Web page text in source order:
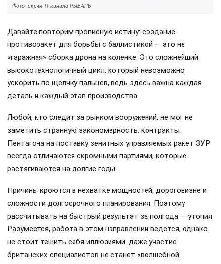
Фото: скрин ТГ-канала РЫБАРЬ
Давайте повторим прописную истину: создание
противоракет для борьбы с баллистикой — это не
«гаражная» сборка дрона на коленке. Это сложнейший
высокотехнологичный цикл, который невозможно
ускорить по щелчку пальцев, ведь здесь важна каждая
деталь и каждый этап производства.
Любой, кто следит за рынком вооружений, не мог не
заметить странную закономерность: контракты
Пентагона на поставку зенитных управляемых ракет ЗУР
всегда отличаются скромными партиями, которые
растягиваются на долгие годы.
Причины кроются в нехватке мощностей, дороговизне и
сложности долгосрочного планирования. Поэтому
рассчитывать на быстрый результат за полгода — утопия.
Разумеется, работа в этом направлении ведется, однако
не стоит тешить себя иллюзиями: даже участие
британских специалистов не станет «волшебной